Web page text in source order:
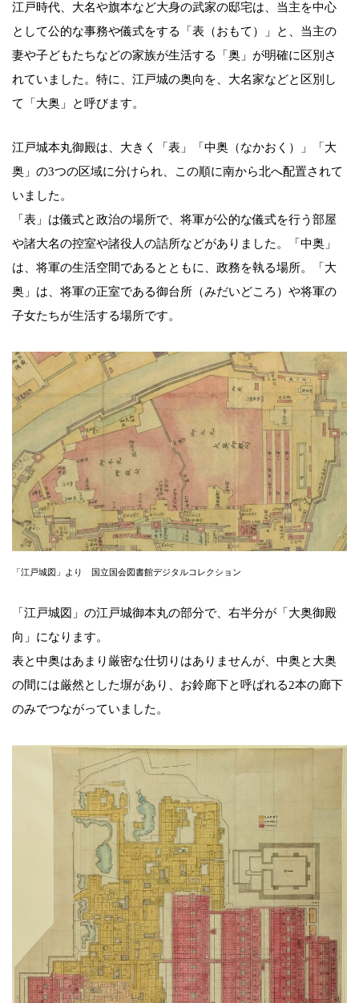
江戸時代、大名や旗本など大身の武家の邸宅は、当主を中心
として公的な事務や儀式をする「表（おもて）」と、当主の
妻や子どもたちなどの家族が生活する「奥」が明確に区別さ
れていました。特に、江戸城の奥向を、大名家などと区別し
て「大奥」と呼びます。
江戸城本丸御殿は、大きく「表」「中奥（なかおく）」「大
奥」の3つの区域に分けられ、この順に南から北へ配置されて
いました。
「表」は儀式と政治の場所で、将軍が公的な儀式を行う部屋
や諸大名の控室や諸役人の詰所などがありました。「中奥」
は、将軍の生活空間であるとともに、政務を執る場所。「大
奥」は、将軍の正室である御台所（みだいどころ）や将軍の
子女たちが生活する場所です。
「江戸城図」より 国立国会図書館デジタルコレクション
「江戸城図」の江戸城御本丸の部分で、右半分が「大奥御殿
向」になります。
表と中奥はあまり厳密な仕切りはありませんが、中奥と大奥
の間には厳然とした塀があり、お鈴廊下と呼ばれる2本の廊下
のみでつながっていました。